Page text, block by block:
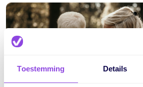
Toestemming Details